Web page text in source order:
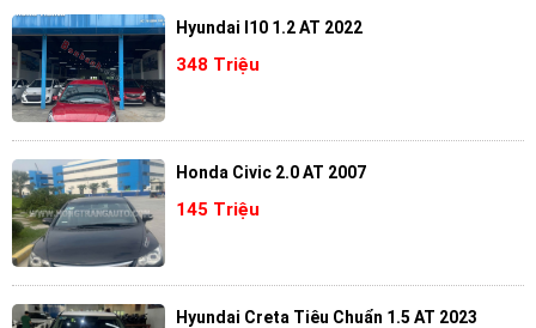
Hyundai I10 1.2 AT 2022
348 Triệu
Honda Civic 2.0 AT 2007
145 Triệu
Hyundai Creta Tiêu Chuẩn 1.5 AT 2023